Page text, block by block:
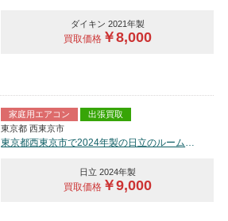
ダイキン 2021年製
買取価格￥8,000
家庭用エアコン
出張買取
東京都 西東京市
東京都西東京市で2024年製の日立のルームエアコン【中古品】を買取しました。
日立 2024年製
買取価格￥9,000